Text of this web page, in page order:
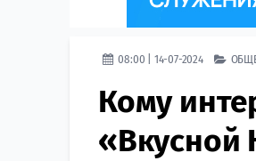
08:00 | 14-07-2024
Кому
«Вкусной